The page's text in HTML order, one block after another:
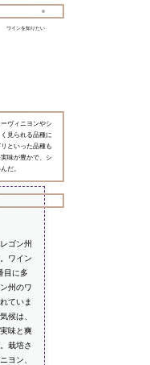
ワインを知りたい
ヴィニヨンやシ
見られる品種に
といった品種も
味が豊かで、シ
だ。
ゴン州
ワイン
目に多
州のワ
ていま
候は、
味と爽
栽培さ
ヨン、